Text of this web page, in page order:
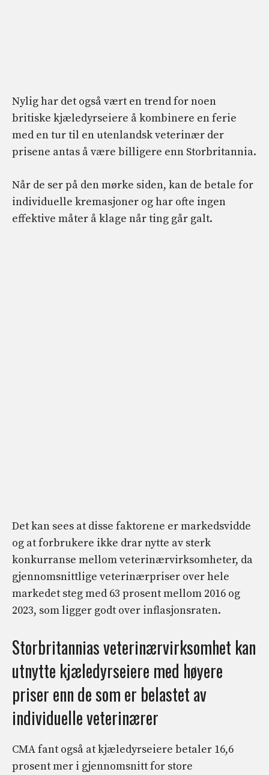
Nylig har det også vært en trend for noen
britiske kjæledyrseiere å kombinere en ferie
med en tur til en utenlandsk veterinær der
prisene antas å være billigere enn Storbritannia.
Når de ser på den mørke siden, kan de betale for
individuelle kremasjoner og har ofte ingen
effektive måter å klage når ting går galt.
Det kan sees at disse faktorene er markedsvidde
og at forbrukere ikke drar nytte av sterk
konkurranse mellom veterinærvirksomheter, da
gjennomsnittlige veterinærpriser over hele
markedet steg med 63 prosent mellom 2016 og
2023, som ligger godt over inflasjonsraten.
Storbritannias veterinærvirksomhet kan
utnytte kjæledyrseiere med høyere
priser enn de som er belastet av
individuelle veterinærer
CMA fant også at kjæledyrseiere betaler 16,6
prosent mer i gjennomsnitt for store